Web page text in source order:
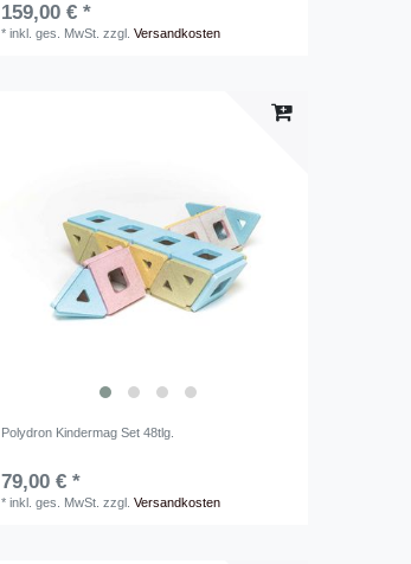
159,00 € *
*inkl. ges. MwSt. zzgl.Versandkosten
Polydron Kindermag Set 48tlg.
79,00 € *
*inkl. ges. MwSt. zzgl.Versandkosten